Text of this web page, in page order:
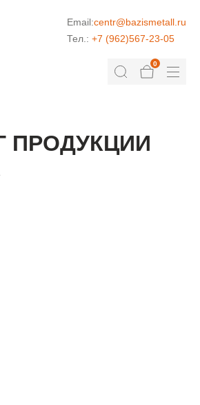
Email:centr@bazismetall.ru
Тел.: +7 (962)567-23-05
0
ПРОДУКЦИИ